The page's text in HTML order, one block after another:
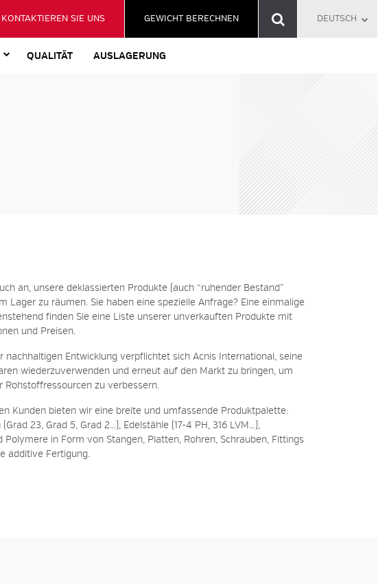
QUALITÄT AUSLAGERUNG
KONTAKTIEREN SIE UNS GEWICHT BERECHNEN DEUTSCH
an, unsere deklassierten Produkte (auch “ruhender Bestand”
Lager zu räumen. Sie haben eine spezielle Anfrage? Eine einmalige
finden Sie eine Liste unserer unverkauften Produkte mit
und Preisen.
nachhaltigen Entwicklung verpflichtet sich Acnis International, seine
wiederzuverwenden und erneut auf den Markt zu bringen, um
Rohstoffressourcen zu verbessern.
Kunden bieten wir eine breite und umfassende Produktpalette:
(Grad 23, Grad 5, Grad 2…), Edelstähle (17-4 PH, 316 LVM…),
Polymere in Form von Stangen, Platten, Rohren, Schrauben, Fittings
additive Fertigung.